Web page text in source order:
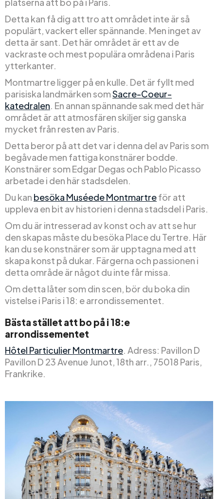
Detta kan få dig att tro att området inte är så
populärt, vackert eller spännande. Men inget av
detta är sant. Det här området är ett av de
vackraste och mest populära områdena i Paris
ytterkanter.
Montmartre ligger på en kulle. Det är fyllt med
parisiska landmärken somSacre-Coeur-
katedralen. En annan spännande sak med det här
området är att atmosfären skiljer sig ganska
mycket från resten av Paris.
Detta beror på att det var i denna del av Paris som
begåvade men fattiga konstnärer bodde.
Konstnärer som Edgar Degas och Pablo Picasso
arbetade i den här stadsdelen.
Du kan besöka Muséede Montmartreför att
uppleva en bit av historien i denna stadsdel i Paris.
Om du är intresserad av konst och av att se hur
den skapas måste du besöka Place du Tertre. Här
kan du se konstnärer som är upptagna med att
skapa konst på dukar. Färgerna och passionen i
detta område är något du inte får missa.
Om detta låter som din scen, bör du boka din
vistelse i Paris i 18: e arrondissementet.
Bästa stället att bo på i 18:e
arrondissementet
Hôtel Particulier Montmartre. Adress: Pavillon D
Pavillon D 23 Avenue Junot, 18th arr., 75018 Paris,
Frankrike.